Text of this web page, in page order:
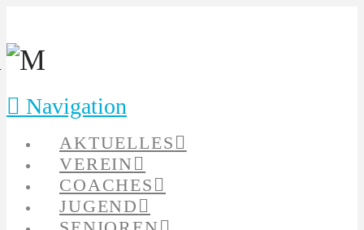
Navigation
AKTUELLES
VEREIN
COACHES
JUGEND